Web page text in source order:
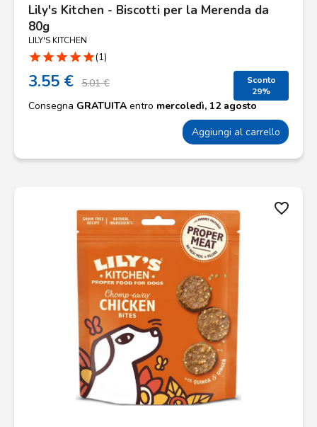
Lily's Kitchen - Biscotti per la Merenda da
80g
LILY'S KITCHEN
star star star star star(1)
3.55 € 5.01 €
Sconto
29%
Consegna GRATUITA entro mercoledì, 12 agosto
Aggiungi al carrello
favorite_border